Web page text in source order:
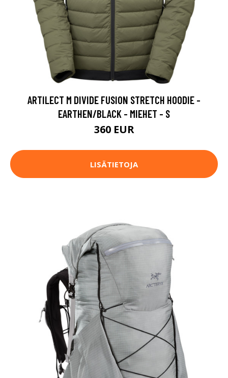
ARTILECT M DIVIDE FUSION STRETCH HOODIE -
EARTHEN/BLACK - MIEHET - S
360 EUR
LISÄTIETOJA